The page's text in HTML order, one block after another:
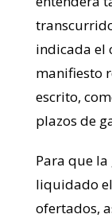
indicada el
manifiesto
escrito,
plazos de
Para que
liquidado
ofertados,